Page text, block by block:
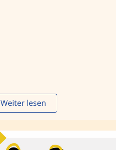
Weiter lesen